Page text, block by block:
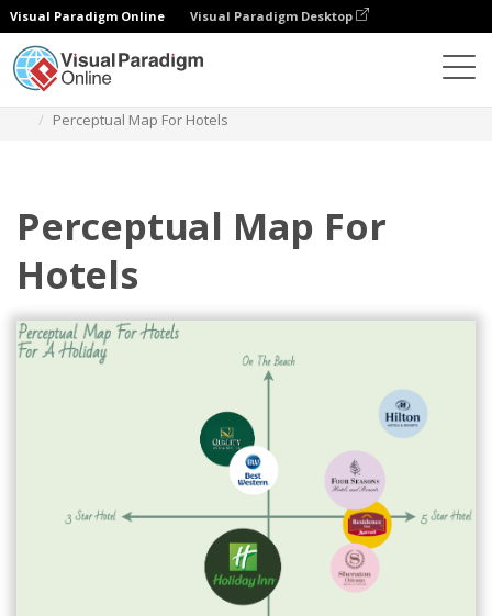
Visual Paradigm Online Visual Paradigm Desktop
Perceptual Map For Hotels
Perceptual Map For
Hotels